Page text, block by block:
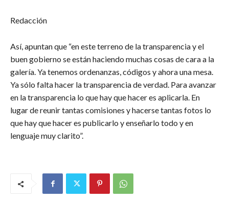
Redacción
Así, apuntan que “en este terreno de la transparencia y el
buen gobierno se están haciendo muchas cosas de cara a la
galería. Ya tenemos ordenanzas, códigos y ahora una mesa.
Ya sólo falta hacer la transparencia de verdad. Para avanzar
en la transparencia lo que hay que hacer es aplicarla. En
lugar de reunir tantas comisiones y hacerse tantas fotos lo
que hay que hacer es publicarlo y enseñarlo todo y en
lenguaje muy clarito”.